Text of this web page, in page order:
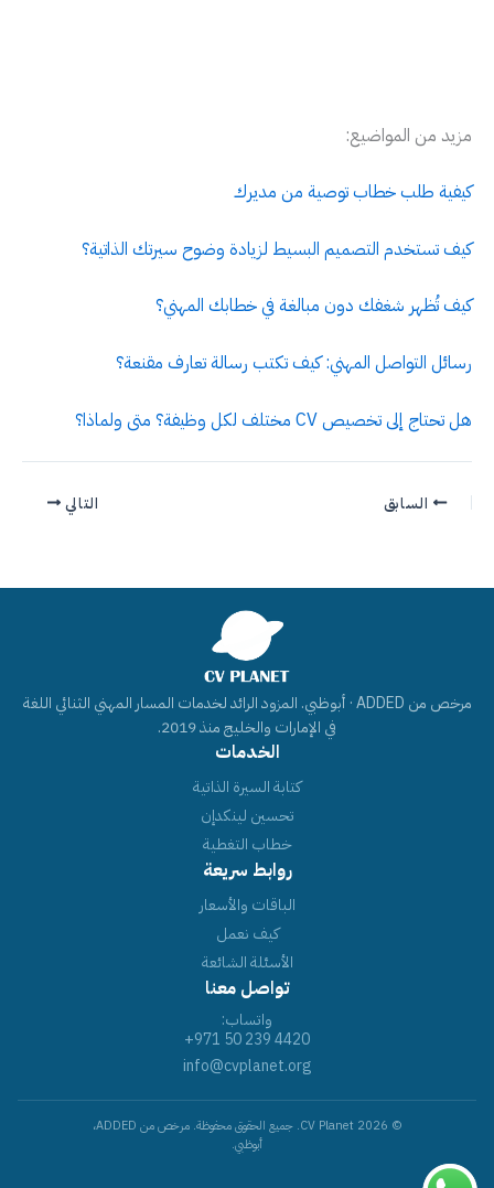
مزيد من المواضيع:
كيفية طلب خطاب توصية من مديرك
كيف تستخدم التصميم البسيط لزيادة وضوح سيرتك الذاتية؟
كيف تُظهر شغفك دون مبالغة في خطابك المهني؟
رسائل التواصل المهني: كيف تكتب رسالة تعارف مقنعة؟
هل تحتاج إلى تخصيص CV مختلف لكل وظيفة؟ متى ولماذا؟
السابق التالي
مرخص من ADDED · أبوظبي. المزود الرائد لخدمات المسار المهني الثنائي اللغة
في الإمارات والخليج منذ 2019.
الخدمات
كتابة السيرة الذاتية
تحسين لينكدإن
خطاب التغطية
روابط سريعة
الباقات والأسعار
كيف نعمل
الأسئلة الشائعة
تواصل معنا
واتساب:
+971 50 239 4420
info@cvplanet.org
© 2026 CV Planet. جميع الحقوق محفوظة. مرخص من ADDED،
أبوظبي.